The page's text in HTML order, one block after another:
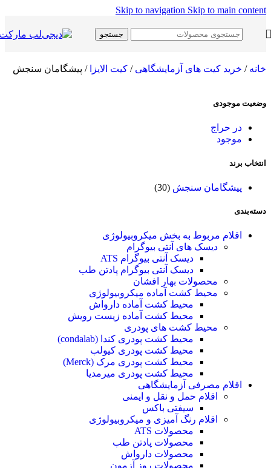
Skip to navigation Skip to main content
جستجو
خانه/ خرید کیت های آزمایشگاهی/ کیت الایزا/ پیشگامان سنجش
وضعیت موجودی
در حراج
موجود
انتخاب برند
پیشگامان سنجش (30)
دسته‌بندی
اقلام مربوط به بخش میکروبیولوژی
دیسک های آنتی بیوگرام
دیسک آنتی بیوگرام ATS
دیسک آنتی بیوگرام پادتن طب
محصولات بهار افشان
محیط کشت آماده میکروبیولوژی
محیط کشت آماده دارواش
محیط کشت آماده زیست رویش
محیط کشت های پودری
محیط کشت پودری کندا (condalab)
محیط کشت پودری کیولب
محیط کشت پودری مرک (Merck)
محیط کشت پودری میرمدیا
اقلام مصرفی آزمایشگاهی
اقلام حمل و نقل و ایمنی
سیفتی باکس
اقلام رنگ آمیزی و میکروبیولوژی
محصولات ATS
محصولات پادتن طب
محصولات دارواش
محصولات روز آزمون